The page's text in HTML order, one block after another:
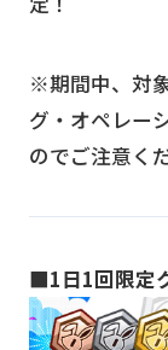
※期間中、対
グ・オペレー
のでご注意く
■1日1回限定